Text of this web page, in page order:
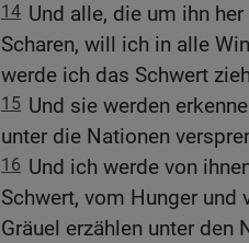
14 Und alle, die um ihn
Scharen, will ich in alle
werde ich das Schwert
15 Und sie werden
unter die Nationen
16 Und ich werde von
Schwert, vom Hunger
Gräuel erzählen unter den